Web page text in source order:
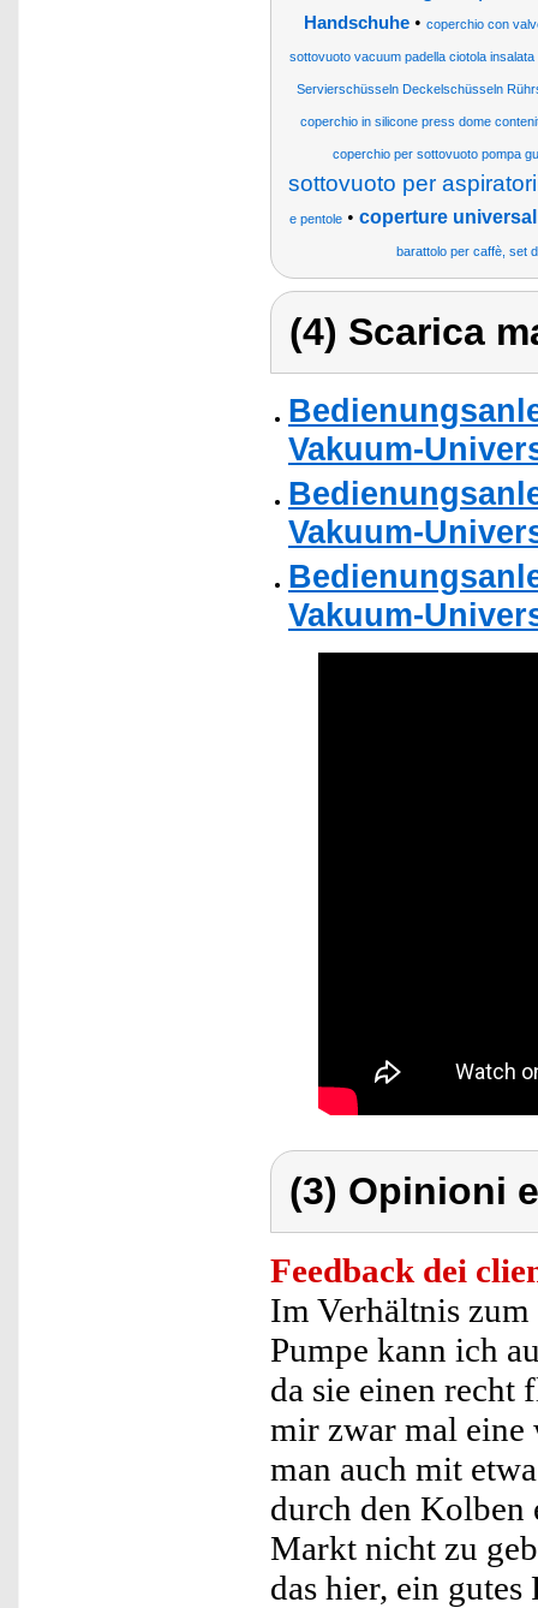
Handschuhe • coperchio con
sottovuoto vacuum padella ciotola insalata
Servierschüsseln Deckelschüsseln
coperchio in silicone press dome
coperchio per sottovuoto pompa
sottovuoto per
e pentole• coperture
barattolo per caffè, set
(4) Scarica
Vakuum-
Vakuum-
Vakuum-
(3) Opinioni
Feedback dei
Im Verhältnis
Pumpe kann ich
da sie einen
mir zwar mal eine
man auch mit
durch den Kolben
Markt nicht zu
das hier, ein